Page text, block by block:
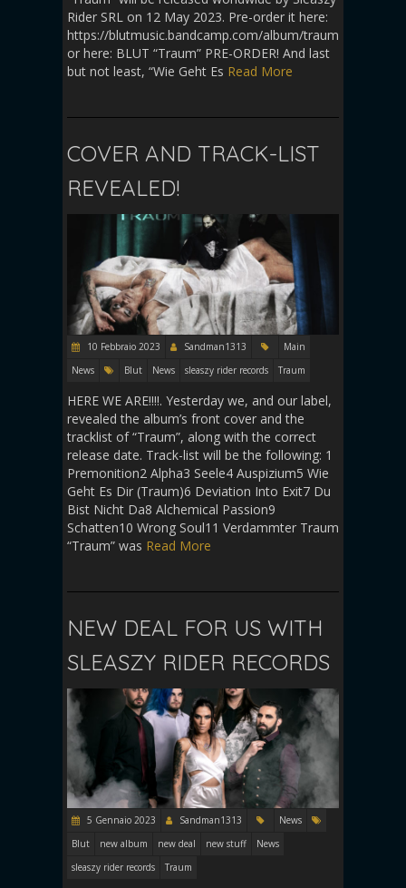
Rider SRL on 12 May 2023. Pre-order it here:
https://blutmusic.bandcamp.com/album/traum
or here: BLUT “Traum” PRE-ORDER! And last
but not least, “Wie Geht Es Read More
COVER AND TRACK-LIST
REVEALED!
10 Febbraio 2023 Sandman1313
Main
News
Blut News sleaszy rider records Traum
HERE WE ARE!!!!. Yesterday we, and our label,
revealed the album’s front cover and the
tracklist of “Traum”, along with the correct
release date. Track-list will be the following: 1
Premonition2 Alpha3 Seele4 Auspizium5 Wie
Geht Es Dir (Traum)6 Deviation Into Exit7 Du
Bist Nicht Da8 Alchemical Passion9
Schatten10 Wrong Soul11 Verdammter Traum
“Traum” was Read More
NEW DEAL FOR US WITH
SLEASZY RIDER RECORDS
5 Gennaio 2023 Sandman1313
News
Blut
new album new deal new stuff
News
sleaszy rider records
Traum